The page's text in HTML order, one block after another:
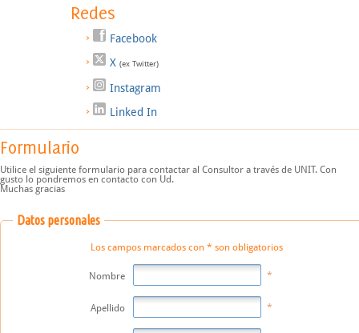
Redes
Facebook
X (ex Twitter)
Instagram
Linked In
Formulario
Utilice el siguiente formulario para contactar al Consultor a través de UNIT. Con
gusto lo pondremos en contacto con Ud.
Muchas gracias
Datos personales
Los campos marcados con * son obligatorios
Nombre
Apellido